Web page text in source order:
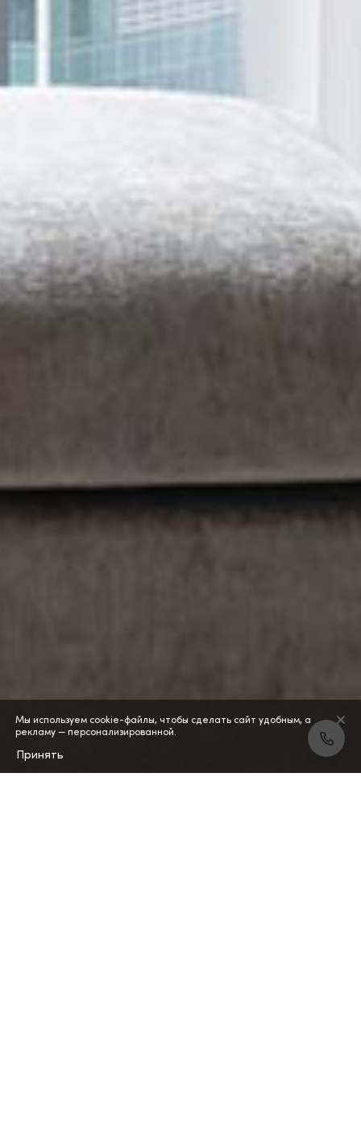
Мы используем cookie-файлы, чтобы сделать сайт удобным, а
рекламу — персонализированной.
Принять